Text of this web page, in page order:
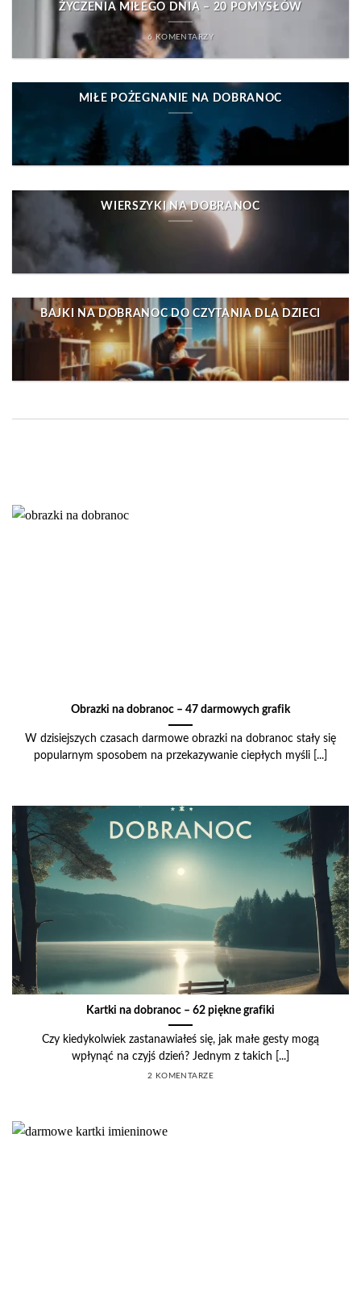
ŻYCZENIA MIŁEGO DNIA – 20 POMYSŁÓW
6 KOMENTARZY
MIŁE POŻEGNANIE NA DOBRANOC
WIERSZYKI NA DOBRANOC
BAJKI NA DOBRANOC DO CZYTANIA DLA DZIECI
Obrazki na dobranoc – 47 darmowych grafik
W dzisiejszych czasach darmowe obrazki na dobranoc stały się
popularnym sposobem na przekazywanie ciepłych myśli [...]
Kartki na dobranoc – 62 piękne grafiki
Czy kiedykolwiek zastanawiałeś się, jak małe gesty mogą
wpłynąć na czyjś dzień? Jednym z takich [...]
2 KOMENTARZE